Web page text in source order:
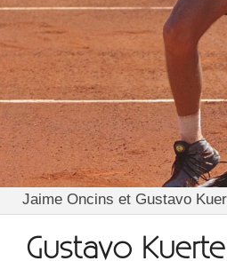
Jaime On­cins et Gus­tavo
Gus­tavo